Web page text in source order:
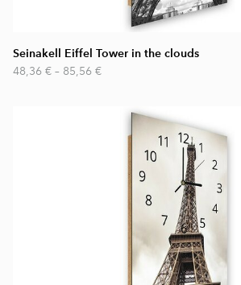
Seinakell Eiffel Tower in the clouds
48,36 € – 85,56 €